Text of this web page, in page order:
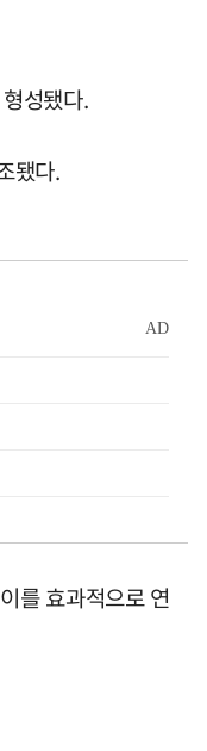
성됐다.
됐다.
를 효과적으로 연